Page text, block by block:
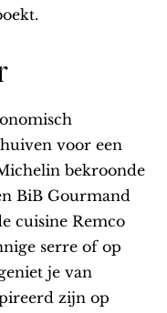
voor een
bekroonde
BiB Gourmand
cuisine Remco
serre of op
je van
zijn op